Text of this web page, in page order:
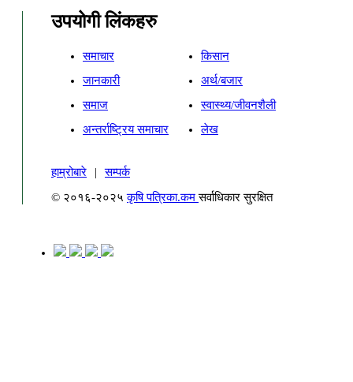
उपयोगी लिंकहरु
समाचार
किसान
जानकारी
अर्थ/बजार
समाज
स्वास्थ्य/जीवनशैली
अन्तर्राष्ट्रिय समाचार
लेख
हाम्रोबारे |
सम्पर्क
© २०१६-२०२५कृषि पत्रिका.कमसर्वाधिकार सुरक्षित